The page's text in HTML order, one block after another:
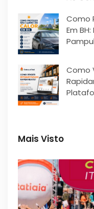
Como
Em
Como
Mais Visto